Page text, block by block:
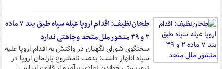
طحان‌نظیف: اقدام اروپا عیله سپاه طبق بند ۷ ماده
۲ و ۳۹ منشور ملل متحد وجاهتی ندارد
سخنگوی شورای نگهبان در واکنش به اقدام اروپا علیه
سپاه اظهار داشت: بدعت نامشروع پارلمان اروپا در